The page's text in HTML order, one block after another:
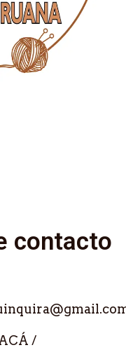
contacto
/